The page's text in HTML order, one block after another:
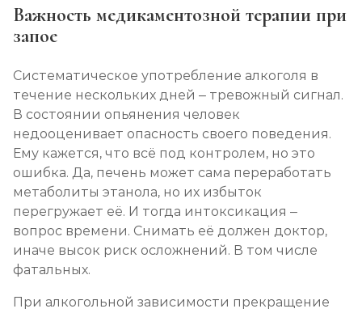
Важность медикаментозной терапии при
запое
Систематическое употребление алкоголя в
течение нескольких дней – тревожный сигнал.
В состоянии опьянения человек
недооценивает опасность своего поведения.
Ему кажется, что всё под контролем, но это
ошибка. Да, печень может сама переработать
метаболиты этанола, но их избыток
перегружает её. И тогда интоксикация –
вопрос времени. Снимать её должен доктор,
иначе высок риск осложнений. В том числе
фатальных.
При алкогольной зависимости прекращение